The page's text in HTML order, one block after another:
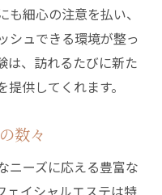
力を感じる
良さ
楽しみ方
があるエステ
融合
美と癒しの時間
細心の注意を払い、
シュできる環境が整っ
は、訪れるたびに新た
供してくれます。
数々
ニーズに応える豊富な
ェイシャルエステは特